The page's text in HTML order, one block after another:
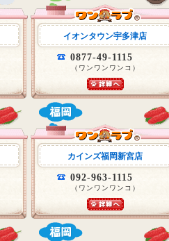
イオンタウン宇多津店
0877-49-1115
（ワンワンワンコ）
カインズ福岡新宮店
092-963-1115
（ワンワンワンコ）